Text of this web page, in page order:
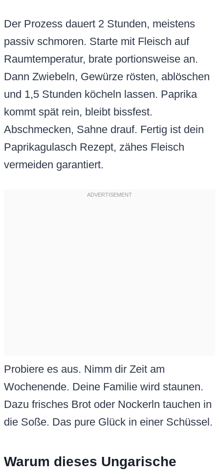
Der Prozess dauert 2 Stunden, meistens
passiv schmoren. Starte mit Fleisch auf
Raumtemperatur, brate portionsweise an.
Dann Zwiebeln, Gewürze rösten, ablöschen
und 1,5 Stunden köcheln lassen. Paprika
kommt spät rein, bleibt bissfest.
Abschmecken, Sahne drauf. Fertig ist dein
Paprikagulasch Rezept, zähes Fleisch
vermeiden garantiert.
Probiere es aus. Nimm dir Zeit am
Wochenende. Deine Familie wird staunen.
Dazu frisches Brot oder Nockerln tauchen in
die Soße. Das pure Glück in einer Schüssel.
Warum dieses Ungarische